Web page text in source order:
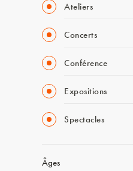
Ateliers
Concerts
Conférence
Expositions
Spectacles
Âges